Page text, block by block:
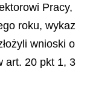
Pracy,
roku, wykaz
wnioski o
art. 20 pkt 1, 3